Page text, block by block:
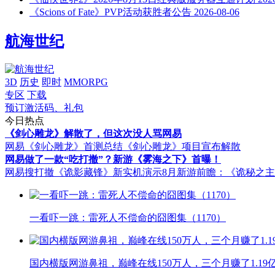
《Scions of Fate》PVP活动获胜者公告 2026-08-06
航海世纪
3D 历史 即时 MMORPG
专区 下载
预订激活码、礼包
今日热点
《剑心雕龙》解散了，但这次没人骂网易
网易《剑心雕龙》首测总结 《剑心雕龙》项目宣布解散
网易做了一款“吃打撤”？新游《雾海之下》首曝！
网易搜打撤《诡影藏锋》新实机演示8月新游前瞻：《诡秘之
一看吓一跳：雷死人不偿命的囧图集（1170）
国内横版网游鼻祖，巅峰在线150万人，三个月赚了1.19